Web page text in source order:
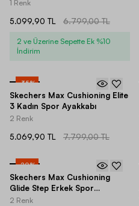
1 Renk
5.099,90 TL 6.799,00 TL
2 ve Üzerine Sepette Ek %10
İndirim
-35%
Skechers Max Cushioning Elite
3 Kadın Spor Ayakkabı
2 Renk
5.069,90 TL 7.799,00 TL
-20%
Skechers Max Cushioning
Glide Step Erkek Spor
Ayakkabı
2 Renk